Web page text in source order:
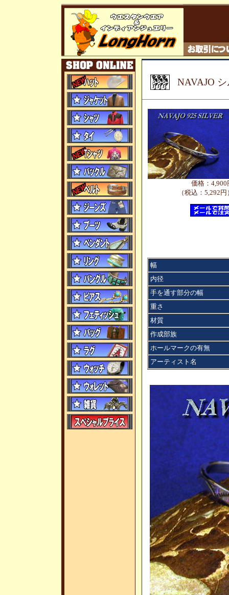
NAVAJO
価格：4,900
（税込：5,292円
幅
内径
手を通す部分の幅
重さ
材質
作成部族
ホールマークの有無
アーティスト名